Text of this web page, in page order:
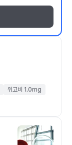
위고비 1.0mg